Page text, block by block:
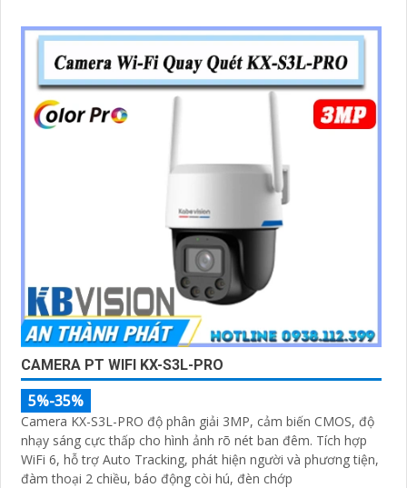
CAMERA PT WIFI KX-S3L-PRO
5%-35%
Camera KX-S3L-PRO độ phân giải 3MP, cảm biến CMOS, độ
nhạy sáng cực thấp cho hình ảnh rõ nét ban đêm. Tích hợp
WiFi 6, hỗ trợ Auto Tracking, phát hiện người và phương tiện,
đàm thoại 2 chiều, báo động còi hú, đèn chớp